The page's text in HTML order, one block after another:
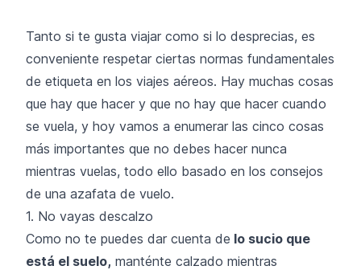
Tanto si te gusta viajar como si lo desprecias, es
conveniente respetar ciertas normas fundamentales
de etiqueta en los viajes aéreos. Hay muchas cosas
que hay que hacer y que no hay que hacer cuando
se vuela, y hoy vamos a enumerar las cinco cosas
más importantes que no debes hacer nunca
mientras vuelas, todo ello basado en los consejos
de una azafata de vuelo.
1. No vayas descalzo
Como no te puedes dar cuenta de lo sucio que
está el suelo, manténte calzado mientras